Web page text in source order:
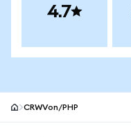
4.7
CRWVon/PHP